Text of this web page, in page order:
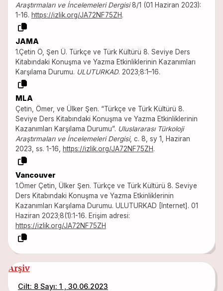
Araştırmaları ve İncelemeleri Dergisi8/1 (01 Haziran 2023):
1-16. https://izlik.org/JA72NF75ZH.
JAMA
1.Çetin Ö, Şen Ü. Türkçe ve Türk Kültürü 8. Seviye Ders
Kitabındaki Konuşma ve Yazma Etkinliklerinin Kazanımları
Karşılama Durumu. ULUTURKAD. 2023;8:1–16.
MLA
Çetin, Ömer, ve Ülker Şen. “Türkçe ve Türk Kültürü 8.
Seviye Ders Kitabındaki Konuşma ve Yazma Etkinliklerinin
Kazanımları Karşılama Durumu”. Uluslararası Türkoloji
Araştırmaları ve İncelemeleri Dergisi, c. 8, sy 1, Haziran
2023, ss. 1-16,
https://izlik.org/JA72NF75ZH.
Vancouver
1.Ömer Çetin, Ülker Şen. Türkçe ve Türk Kültürü 8. Seviye
Ders Kitabındaki Konuşma ve Yazma Etkinliklerinin
Kazanımları Karşılama Durumu. ULUTURKAD [Internet]. 01
Haziran 2023;8(1):1-16. Erişim adresi:
https://izlik.org/JA72NF75ZH
Arşiv
Cilt: 8 Sayı: 1 , 30.06.2023